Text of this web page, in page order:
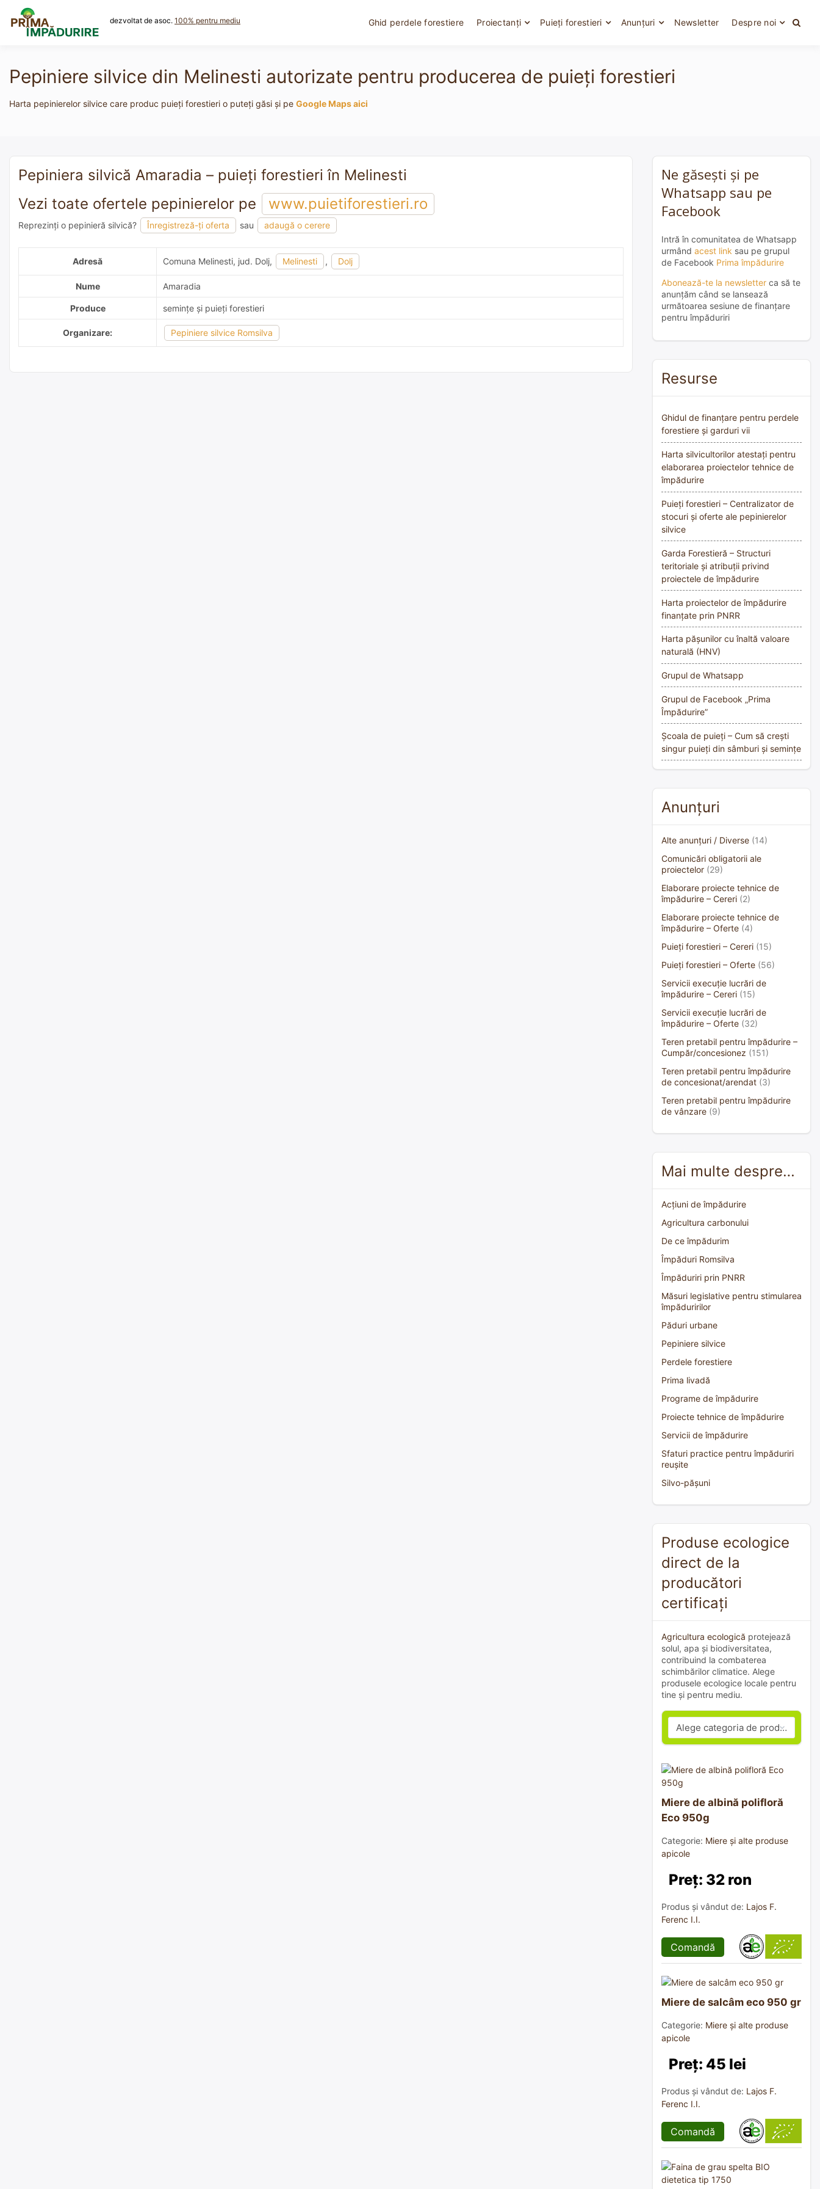
content
dezvoltat de asoc. 100% pentru mediu Ghid perdele forestiere Proiectanți Puieți forestieri Anunțuri Newsletter Despre noi
Pepiniere silvice din Melinesti autorizate pentru producerea de puieți forestieri
Harta pepinierelor silvice care produc puieți forestieri o puteți găsi și pe Google Maps aici
Pepiniera silvică Amaradia – puieți forestieri în Melinesti
Vezi toate ofertele pepinierelor pe
www.puietiforestieri.ro
Reprezinți o pepinieră silvică? Înregistreză-ți oferta sau
adaugă o cerere
Adresă
Comuna Melinesti, jud. Dolj, Melinesti , Dolj
Nume Amaradia
Produce semințe și puieți forestieri
Organizare: Pepiniere silvice Romsilva
Ne găsești și pe
Whatsapp sau pe
Facebook
Intră în comunitatea de Whatsapp
urmând acest link sau pe grupul
de Facebook Prima împădurire
Abonează-te la newsletter ca să te
anunțăm când se lansează
următoarea sesiune de finanțare
pentru împăduriri
Resurse
Ghidul de finanțare pentru perdele
forestiere și garduri vii
Harta silvicultorilor atestați pentru
elaborarea proiectelor tehnice de
împădurire
Puieți forestieri – Centralizator de
stocuri și oferte ale pepinierelor
silvice
Garda Forestieră – Structuri
teritoriale și atribuții privind
proiectele de împădurire
Harta proiectelor de împădurire
finanțate prin PNRR
Harta pășunilor cu înaltă valoare
naturală (HNV)
Grupul de Whatsapp
Grupul de Facebook „Prima
Împădurire”
Școala de puieți – Cum să crești
singur puieți din sâmburi și semințe
Anunțuri
Alte anunțuri / Diverse (14)
Comunicări obligatorii ale
proiectelor (29)
Elaborare proiecte tehnice de
împădurire – Cereri (2)
Elaborare proiecte tehnice de
împădurire – Oferte (4)
Puieți forestieri – Cereri (15)
Puieți forestieri – Oferte (56)
Servicii execuție lucrări de
împădurire – Cereri (15)
Servicii execuție lucrări de
împădurire – Oferte (32)
Teren pretabil pentru împădurire –
Cumpăr/concesionez (151)
Teren pretabil pentru împădurire
de concesionat/arendat (3)
Teren pretabil pentru împădurire
de vânzare (9)
Mai multe despre…
Acțiuni de împădurire
Agricultura carbonului
De ce împădurim
Împăduri Romsilva
Împăduriri prin PNRR
Măsuri legislative pentru stimularea
împăduririlor
Păduri urbane
Pepiniere silvice
Perdele forestiere
Prima livadă
Programe de împădurire
Proiecte tehnice de împădurire
Servicii de împădurire
Sfaturi practice pentru împăduriri
reușite
Silvo-pășuni
Produse ecologice
direct de la
producători
certificați
Agricultura ecologică protejează
solul, apa și biodiversitatea,
contribuind la combaterea
schimbărilor climatice. Alege
produsele ecologice locale pentru
tine și pentru mediu.
Miere de albină polifloră
Eco 950g
Categorie: Miere și alte produse
apicole
Preț: 32 ron
Produs și vândut de: Lajos F.
Ferenc I.I.
Comandă
Miere de salcâm eco 950 gr
Categorie: Miere și alte produse
apicole
Preț: 45 lei
Produs și vândut de: Lajos F.
Ferenc I.I.
Comandă